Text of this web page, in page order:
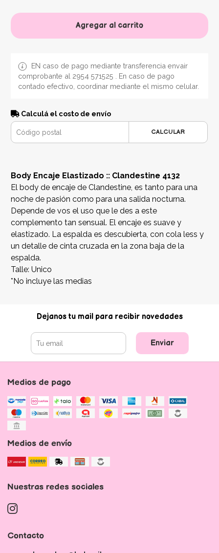
Agregar al carrito
EN caso de pago mediante transferencia envair
comprobante al 2954 571525 . En caso de pago
contado efectivo, coordinar mediante el mismo celular.
Calculá el costo de envío
CALCULAR
Body Encaje Elastizado :: Clandestine 4132
El body de encaje de Clandestine, es tanto para una
noche de pasión como para una salida nocturna.
Depende de vos el uso que le des a este
complemento tan sensual. El encaje es suave y
elastizado. La espalda es descubierta, con cola less y
un detalle de cinta cruzada en la zona baja de la
espalda.
Talle: Unico
*No incluye las medias
Dejanos tu mail para recibir novedades
Enviar
Medios de pago
Medios de envío
Nuestras redes sociales
Contacto